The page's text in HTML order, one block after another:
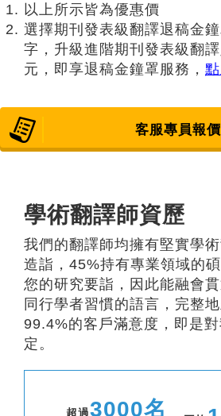
以上所示皆為優惠價
選擇期刊發表級翻譯退稿金
字，升級進階期刊發表級翻
元，即享退稿金鐘罩服務，
客服專員報
學術翻譯師資歷
我們的翻譯師均擁有堅實學
造詣，45%持有專業領域的
您的研究要詣，因此能融會
同行學者習慣的語言，完整地
99.4%的客戶滿意度，即是
定。
超過3000名